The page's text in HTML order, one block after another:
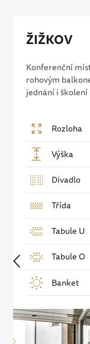
ŽIŽKOV
Konferenční
rohovým
jednání i školení
Rozloha
Výška
Divadlo
Třída
Tabule U
Tabule O
Banket